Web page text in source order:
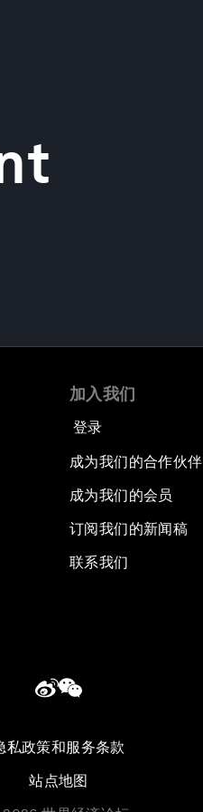
加入我们
登录
成为我们的合作伙伴
成为我们的会员
订阅我们的新闻稿
联系我们
私政策和服务条款
站点地图